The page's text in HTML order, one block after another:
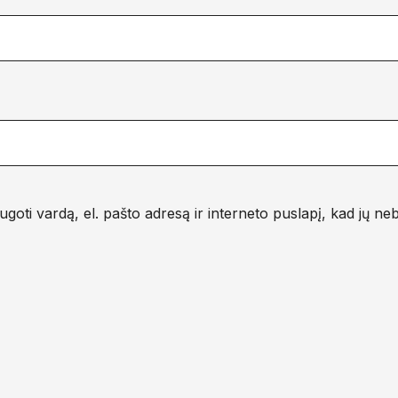
vardą, el. pašto adresą ir interneto puslapį, kad jų